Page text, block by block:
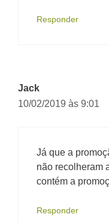
Responder
Jack
10/02/2019 às 9:01
Já que a
não recolheram
contém a
Responder